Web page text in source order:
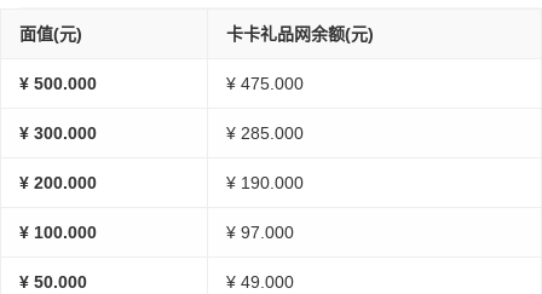
面值(元) 卡卡礼品网余额(元)
¥ 500.000 ¥ 475.000
¥ 300.000 ¥ 285.000
¥ 200.000 ¥ 190.000
¥ 100.000 ¥ 97.000
¥ 50.000 ¥ 49.000